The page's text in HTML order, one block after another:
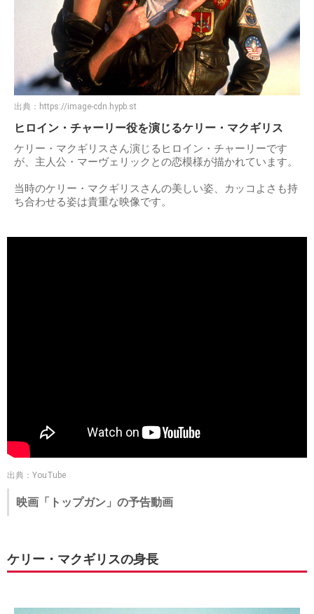
出典： https://image-cdn.hypb.st
ヒロイン・チャーリー役を演じるケリー・マクギリス
ケリー・マクギリスさん演じるヒロイン・チャーリーです
が、主人公・マーヴェリックとの恋模様が描かれています。
当時のケリー・マクギリスさんの美しい姿、カッコよさも持
ち合わせる姿は貴重な映像です。
出典：YouTube
映画「トップガン」の予告動画
ケリー・マクギリスの身長